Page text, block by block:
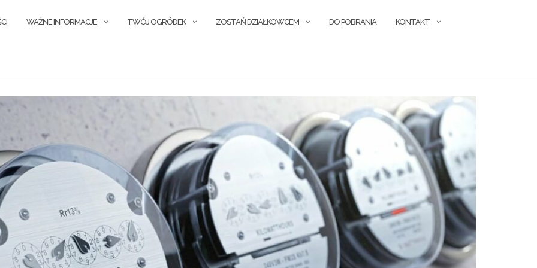
WAŻNE INFORMACJE TWÓJ OGRÓDEK ZOSTAŃ DZIAŁKOWCEM DO POBRANIA KONTAKT